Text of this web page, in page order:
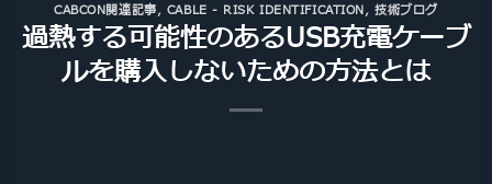
CABCON関連記事, CABLE - RISK IDENTIFICATION,技術ブログ
過熱する可能性のあるUSB充電ケーブ
ルを購入しないための方法とは